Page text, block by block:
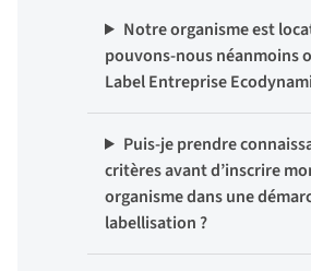
Notre organisme est
pouvons-nous néanmoins
Label Entreprise
Puis-je prendre
critères avant d’inscrire
organisme dans une
labellisation ?